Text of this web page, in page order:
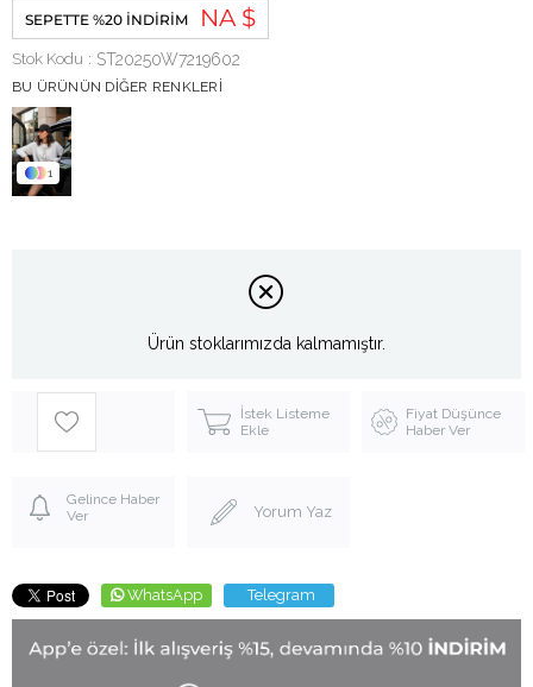
SEPETTE %20 İNDIRIM NA $
Stok Kodu ST20250W7219602
BU ÜRÜNÜN DIĞER RENKLERI
1
Ürün stoklarımızda kalmamıştır.
İstek Listeme
Ekle
Fiyat Düşünce
Haber Ver
Gelince Haber
Ver
Yorum Yaz
WhatsApp Telegram